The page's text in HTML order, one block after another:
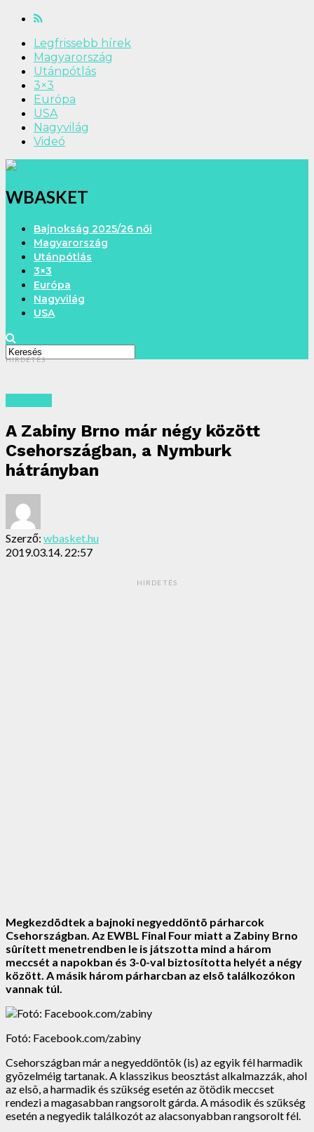
Legfrissebb hírek
Magyarország
Utánpótlás
3×3
Európa
USA
Nagyvilág
Videó
WBASKET
Bajnokság 2025/26 női
Magyarország
Utánpótlás
3×3
Európa
Nagyvilág
USA
HIRDETÉS
A Zabiny Brno már négy között
Csehországban, a Nymburk
hátrányban
Szerző: wbasket.hu
2019.03.14. 22:57
HIRDETÉS
Megkezdõdtek a bajnoki negyeddöntõ párharcok
Csehországban. Az EWBL Final Four miatt a Zabiny Brno
sûrített menetrendben le is játszotta mind a három
meccsét a napokban és 3-0-val biztosította helyét a négy
között. A másik három párharcban az elsõ találkozókon
vannak túl.
Fotó: Facebook.com/zabiny
Csehországban már a negyeddöntõk (is) az egyik fél harmadik
gyõzelméig tartanak. A klasszikus beosztást alkalmazzák, ahol
az elsõ, a harmadik és szükség esetén az ötödik meccset
rendezi a magasabban rangsorolt gárda. A második és szükség
esetén a negyedik találkozót az alacsonyabban rangsorolt fél.